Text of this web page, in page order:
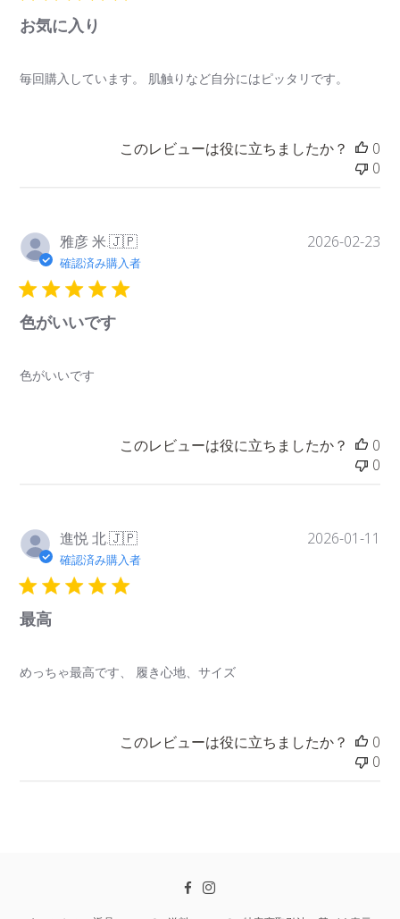
お気に入り
毎回購入しています。 肌触りなど自分にはピッタリです。
このレビューは役に立ちましたか？
0
0
雅彦 米.🇯🇵
確認済み購入者
色がいいです
色がいいです
公
2026-02-23
このレビューは役に立ちましたか？
0
0
進悦 北.🇯🇵
確認済み購入者
最高
めっちゃ最高です、 履き心地、サイズ
2026-01-11
このレビューは役に立ちましたか？
0
0
FacebookInstagram